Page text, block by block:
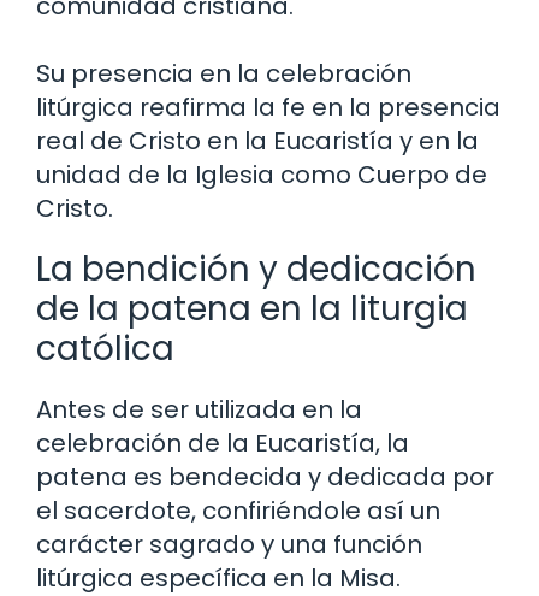
Su presencia en la celebración
litúrgica reafirma la fe en la presencia
real de Cristo en la Eucaristía y en la
unidad de la Iglesia como Cuerpo de
Cristo.
La bendición y dedicación
de la patena en la liturgia
católica
Antes de ser utilizada en la
celebración de la Eucaristía, la
patena es bendecida y dedicada por
el sacerdote, confiriéndole así un
carácter sagrado y una función
litúrgica específica en la Misa.